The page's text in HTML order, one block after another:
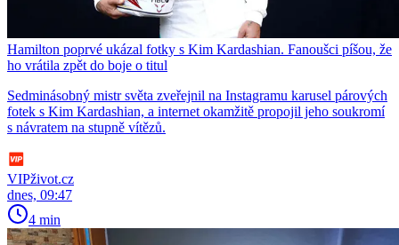
Hamilton poprvé ukázal fotky s Kim Kardashian. Fanoušci píšou, že
ho vrátila zpět do boje o titul
Sedminásobný mistr světa zveřejnil na Instagramu karusel párových
fotek s Kim Kardashian, a internet okamžitě propojil jeho soukromí
s návratem na stupně vítězů.
VIPživot.cz
dnes, 09:47
4 min